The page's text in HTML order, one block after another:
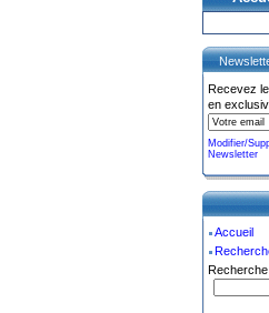
Recevez
en
Modifier/
Newsletter
Accueil